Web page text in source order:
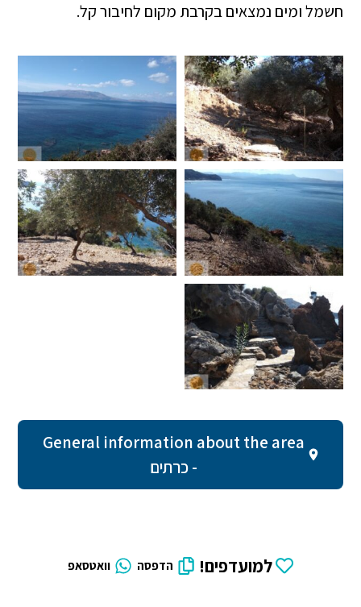
חשמל ומים נמצאים בקרבת מקום לחיבור קל.
General information about the area
- כרתים
למועדפים! הדפסה וואטסאפ